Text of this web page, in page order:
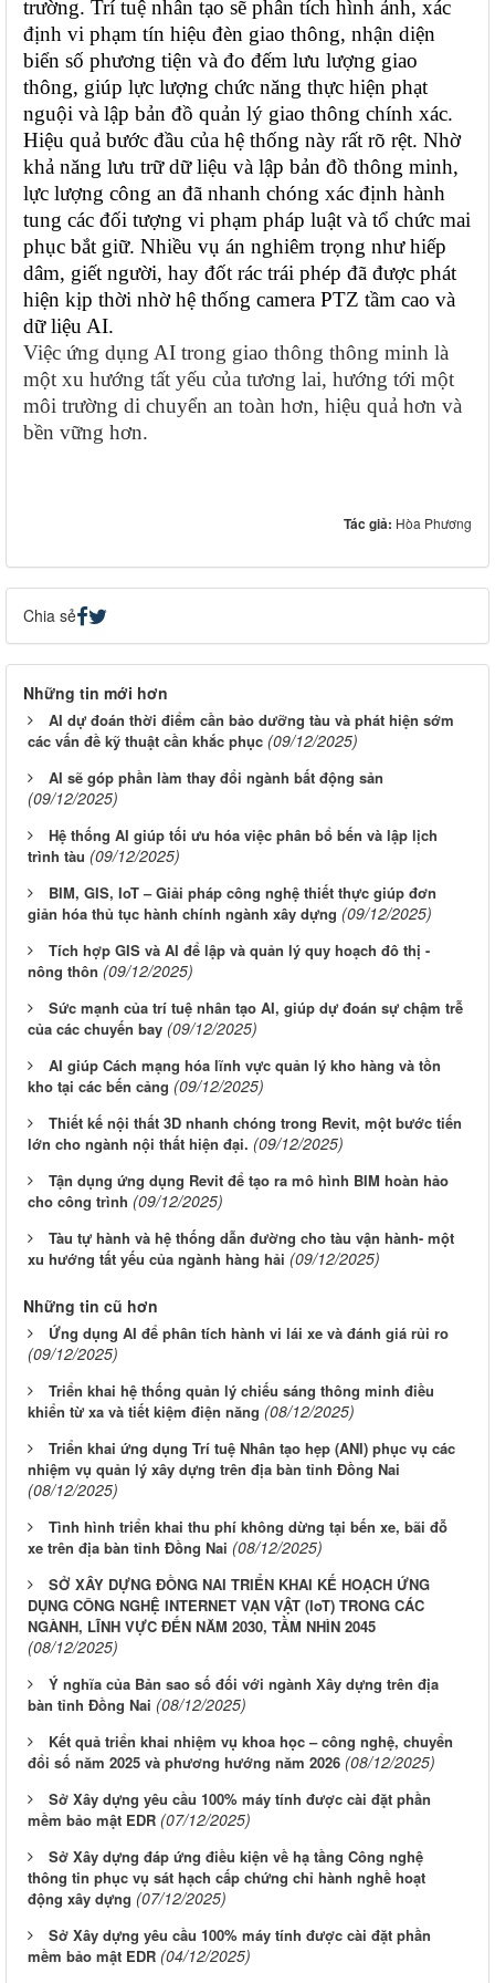
trường. Trí tuệ nhân tạo sẽ phân tích hình ảnh, xác
định vi phạm tín hiệu đèn giao thông, nhận diện
biển số phương tiện và đo đếm lưu lượng giao
thông, giúp lực lượng chức năng thực hiện phạt
nguội và lập bản đồ quản lý giao thông chính xác.
Hiệu quả bước đầu của hệ thống này rất rõ rệt. Nhờ
khả năng lưu trữ dữ liệu và lập bản đồ thông minh,
lực lượng công an đã nhanh chóng xác định hành
tung các đối tượng vi phạm pháp luật và tổ chức mai
phục bắt giữ. Nhiều vụ án nghiêm trọng như hiếp
dâm, giết người, hay đốt rác trái phép đã được phát
hiện kịp thời nhờ hệ thống camera PTZ tầm cao và
dữ liệu AI.
Việc ứng dụng AI trong giao thông thông minh là
một xu hướng tất yếu của tương lai, hướng tới một
môi trường di chuyển an toàn hơn, hiệu quả hơn và
bền vững hơn.
Tác giả: Hòa Phương
Chia sẻ
Những tin mới hơn
AI dự đoán thời điểm cần bảo dưỡng tàu và phát hiện sớm
các vấn đề kỹ thuật cần khắc phục (09/12/2025)
AI sẽ góp phần làm thay đổi ngành bất động sản
(09/12/2025)
Hệ thống AI giúp tối ưu hóa việc phân bổ bến và lập lịch
trình tàu (09/12/2025)
BIM, GIS, IoT – Giải pháp công nghệ thiết thực giúp đơn
giản hóa thủ tục hành chính ngành xây dựng (09/12/2025)
Tích hợp GIS và AI để lập và quản lý quy hoạch đô thị -
nông thôn (09/12/2025)
Sức mạnh của trí tuệ nhân tạo AI, giúp dự đoán sự chậm trễ
của các chuyến bay (09/12/2025)
AI giúp Cách mạng hóa lĩnh vực quản lý kho hàng và tồn
kho tại các bến cảng (09/12/2025)
Thiết kế nội thất 3D nhanh chóng trong Revit, một bước tiến
lớn cho ngành nội thất hiện đại. (09/12/2025)
Tận dụng ứng dụng Revit để tạo ra mô hình BIM hoàn hảo
cho công trình (09/12/2025)
Tàu tự hành và hệ thống dẫn đường cho tàu vận hành- một
xu hướng tất yếu của ngành hàng hải (09/12/2025)
Những tin cũ hơn
Ứng dụng AI để phân tích hành vi lái xe và đánh giá rủi ro
(09/12/2025)
Triển khai hệ thống quản lý chiếu sáng thông minh điều
khiển từ xa và tiết kiệm điện năng (08/12/2025)
Triển khai ứng dụng Trí tuệ Nhân tạo hẹp (ANI) phục vụ các
nhiệm vụ quản lý xây dựng trên địa bàn tỉnh Đồng Nai
(08/12/2025)
Tình hình triển khai thu phí không dừng tại bến xe, bãi đỗ
xe trên địa bàn tỉnh Đồng Nai (08/12/2025)
SỞ XÂY DỰNG ĐỒNG NAI TRIỂN KHAI KẾ HOẠCH ỨNG
DỤNG CÔNG NGHỆ INTERNET VẠN VẬT (IoT) TRONG CÁC
NGÀNH, LĨNH VỰC ĐẾN NĂM 2030, TẦM NHÌN 2045
(08/12/2025)
Ý nghĩa của Bản sao số đối với ngành Xây dựng trên địa
bàn tỉnh Đồng Nai (08/12/2025)
Kết quả triển khai nhiệm vụ khoa học – công nghệ, chuyển
đổi số năm 2025 và phương hướng năm 2026 (08/12/2025)
Sở Xây dựng yêu cầu 100% máy tính được cài đặt phần
mềm bảo mật EDR (07/12/2025)
Sở Xây dựng đáp ứng điều kiện về hạ tầng Công nghệ
thông tin phục vụ sát hạch cấp chứng chỉ hành nghề hoạt
động xây dựng (07/12/2025)
Sở Xây dựng yêu cầu 100% máy tính được cài đặt phần
mềm bảo mật EDR (04/12/2025)
LỊCH CÔNG TÁC CỦA LÃNH ĐẠO SỞ XÂY DỰNG (Từ ngày
THÔNG BÁO LỊCH CÔNG TÁC CỦA LÃNH ĐẠO SỞ XÂY